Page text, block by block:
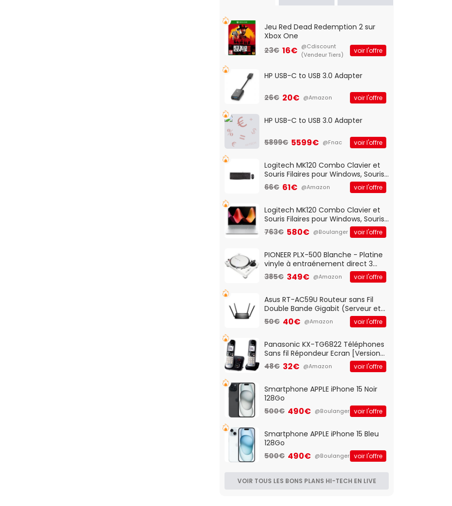
Jeu Red Dead Redemption 2 sur
Xbox One
23€ 16€ @Cdiscount
(Vendeur Tiers)
voir l'offre
HP USB-C to USB 3.0 Adapter
26€ 20€ @Amazon voir l'offre
HP USB-C to USB 3.0 Adapter
5899€ 5599€ @Fnac voir l'offre
Logitech MK120 Combo Clavier et
Souris Filaires pour Windows, Souris
Optique Filaire, Connexion USB Plug
And Play, Confortable, Taille
QWERTY UK - Noir
66€ 61€ @Amazon voir l'offre
Logitech MK120 Combo Clavier et
Souris Filaires pour Windows, Souris
Optique Filaire, Connexion USB Plug
And Play, Confortable, Taille
QWERTY UK - Noir
763€ 580€ @Boulanger voir l'offre
PIONEER PLX-500 Blanche - Platine
vinyle à entraénement direct 3
vitesses (33-45-78 trs/min) avec
pre-ampli intégré et port USB
385€ 349€ @Amazon voir l'offre
Asus RT-AC59U Routeur sans Fil
Double Bande Gigabit (Serveur et
Client VPN, Triple Vlan, Mode Point
d'accès et Bridge, contrôle
50€ 40€ @Amazon voir l'offre
Panasonic KX-TG6822 Téléphones
Sans fil Répondeur Ecran [Version
Française]
48€ 32€ @Amazon voir l'offre
Smartphone APPLE iPhone 15 Noir
128Go
500€ 490€ @Boulanger voir l'offre
Smartphone APPLE iPhone 15 Bleu
128Go
500€ 490€ @Boulanger voir l'offre
VOIR TOUS LES BONS PLANS HI-TECH EN LIVE